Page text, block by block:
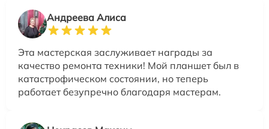
Андреева Алиса
Эта мастерская заслуживает награды за
качество ремонта техники! Мой планшет был в
катастрофическом состоянии, но теперь
работает безупречно благодаря мастерам.